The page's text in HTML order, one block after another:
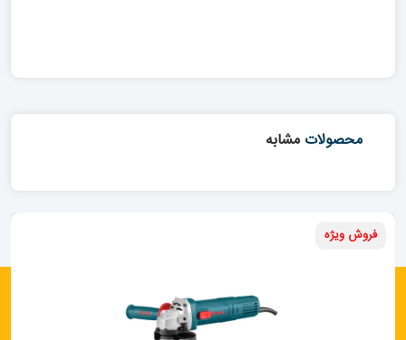
محصولات مشابه
فروش ویژه